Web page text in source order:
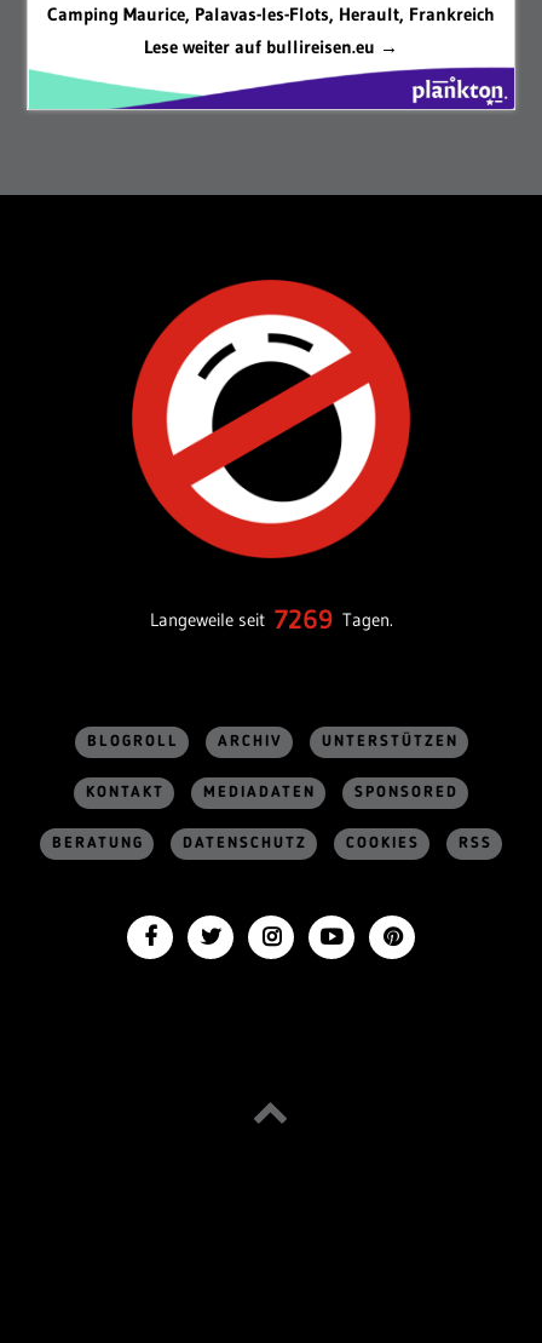
Camping Maurice, Palavas-les-Flots, Herault, Frankreich
Lese weiter auf bullireisen.eu →
Langeweile seit 7269 Tagen.
BLOGROLL ARCHIV UNTERSTÜTZEN
KONTAKT MEDIADATEN SPONSORED
BERATUNG DATENSCHUTZ COOKIES RSS